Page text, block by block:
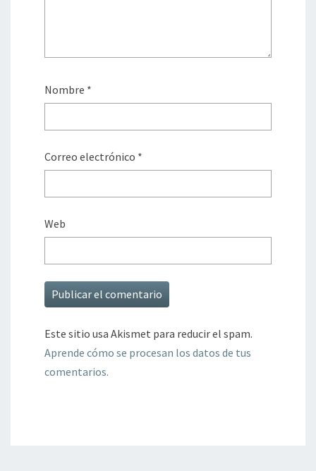
Nombre *
Correo electrónico *
Web
Este sitio usa Akismet para reducir el spam.
Aprende cómo se procesan los datos de tus
comentarios.